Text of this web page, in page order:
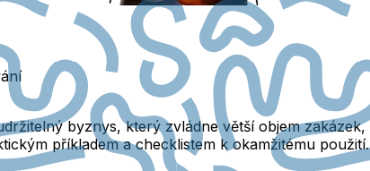
byznys, který zvládne větší objem
příkladem a checklistem k okamžitému použití.